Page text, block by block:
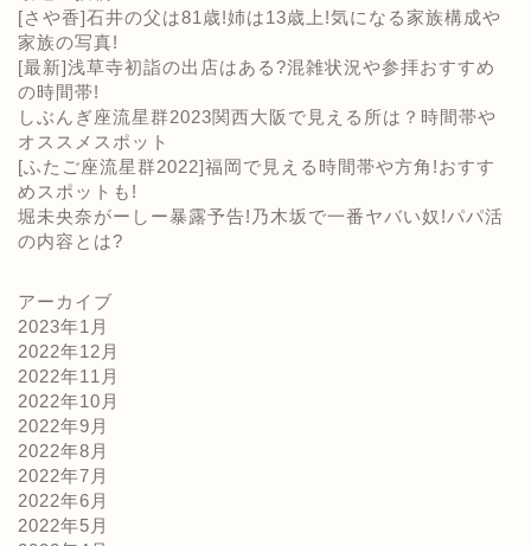
[さや香]石井の父は81歳!姉は13歳上!気になる家族構成や
家族の写真!
[最新]浅草寺初詣の出店はある?混雑状況や参拝おすすめ
の時間帯!
しぶんぎ座流星群2023関西大阪で見える所は？時間帯や
オススメスポット
[ふたご座流星群2022]福岡で見える時間帯や方角!おすす
めスポットも!
堀未央奈がーしー暴露予告!乃木坂で一番ヤバい奴!パパ活
の内容とは?
アーカイブ
2023年1月
2022年12月
2022年11月
2022年10月
2022年9月
2022年8月
2022年7月
2022年6月
2022年5月